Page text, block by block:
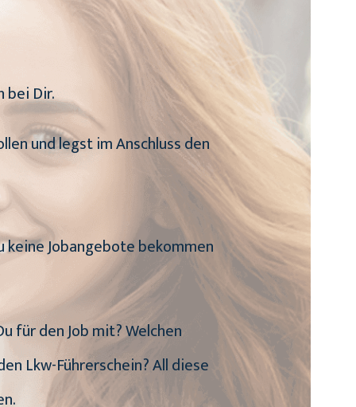
bei Dir.
und legst im Anschluss den
keine Jobangebote bekommen
für den Job mit? Welchen
Lkw-Führerschein? All diese